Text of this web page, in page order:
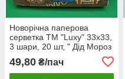
Новорічна паперова
серветка ТМ "Luxy" 33х33,
3 шари, 20 шт, " Дід Мороз
49,80 ₴/пач